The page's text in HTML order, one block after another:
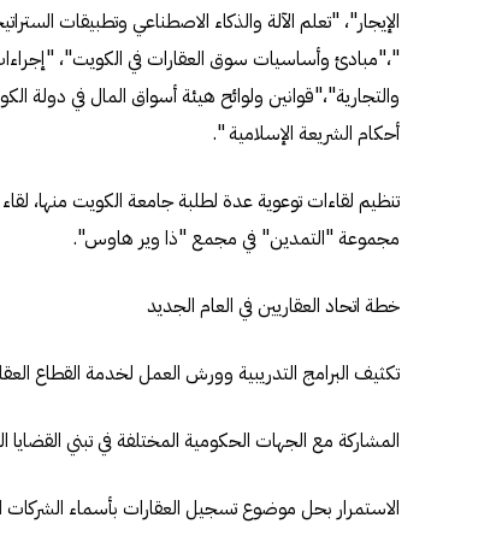
الإيجار"، "تعلم الآلة والذكاء الاصطناعي وتطبيقات
"،"مبادئ وأساسيات سوق العقارات في الكويت"، "إجراءات
أحكام الشريعة الإسلامية ".
تنظيم لقاءات توعوية عدة لطلبة جامعة الكويت منها، لقاء
مجموعة "التمدين" في مجمع "ذا وير هاوس".
خطة اتحاد العقاريين في العام الجديد
تكثيف البرامج التدريبية وورش العمل لخدمة القطاع
المشاركة مع الجهات الحكومية المختلفة في تبني القضايا
الاستمرار بحل موضوع تسجيل العقارات بأسماء الشركات